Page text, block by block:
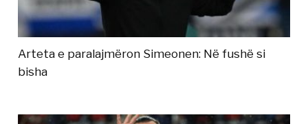
Arteta e paralajmëron Simeonen: Në fushë si
bisha